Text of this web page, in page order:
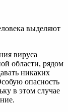
выделяют
вируса
области, рядом
никаких
опасность
в этом случае